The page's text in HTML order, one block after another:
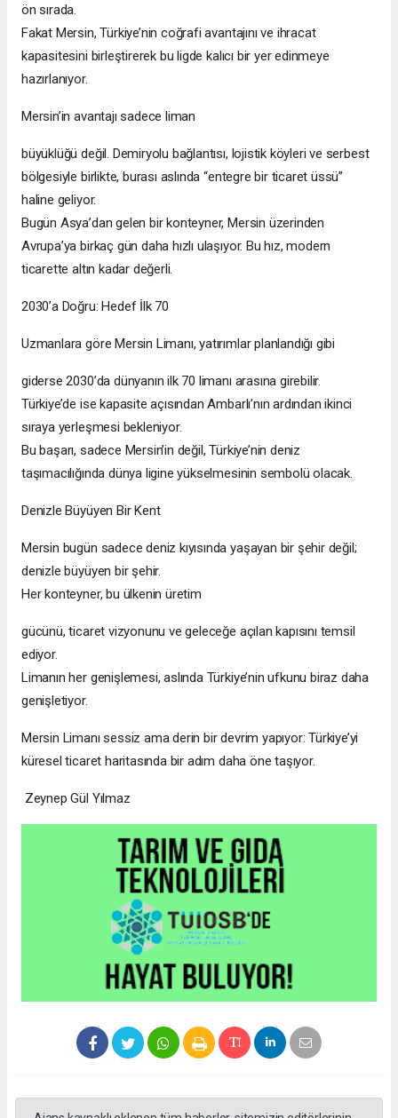
ön sırada.
Fakat Mersin, Türkiye’nin coğrafi avantajını ve ihracat
kapasitesini birleştirerek bu ligde kalıcı bir yer edinmeye
hazırlanıyor.
Mersin’in avantajı sadece liman
büyüklüğü değil. Demiryolu bağlantısı, lojistik köyleri ve serbest
bölgesiyle birlikte, burası aslında “entegre bir ticaret üssü”
haline geliyor.
Bugün Asya’dan gelen bir konteyner, Mersin üzerinden
Avrupa’ya birkaç gün daha hızlı ulaşıyor. Bu hız, modern
ticarette altın kadar değerli.
2030’a Doğru: Hedef İlk 70
Uzmanlara göre Mersin Limanı, yatırımlar planlandığı gibi
giderse 2030’da dünyanın ilk 70 limanı arasına girebilir.
Türkiye’de ise kapasite açısından Ambarlı’nın ardından ikinci
sıraya yerleşmesi bekleniyor.
Bu başarı, sadece Mersin’in değil, Türkiye’nin deniz
taşımacılığında dünya ligine yükselmesinin sembolü olacak.
Denizle Büyüyen Bir Kent
Mersin bugün sadece deniz kıyısında yaşayan bir şehir değil;
denizle büyüyen bir şehir.
Her konteyner, bu ülkenin üretim
gücünü, ticaret vizyonunu ve geleceğe açılan kapısını temsil
ediyor.
Limanın her genişlemesi, aslında Türkiye’nin ufkunu biraz daha
genişletiyor.
Mersin Limanı sessiz ama derin bir devrim yapıyor: Türkiye’yi
küresel ticaret haritasında bir adım daha öne taşıyor.
Zeynep Gül Yılmaz